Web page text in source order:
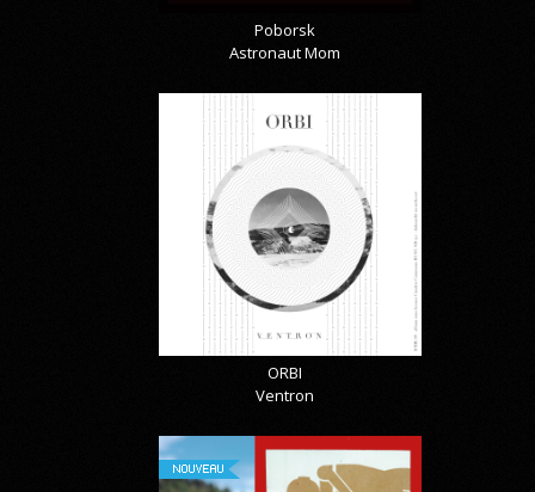
Poborsk
Astronaut Mom
ORBI
Ventron
NOUVEAU